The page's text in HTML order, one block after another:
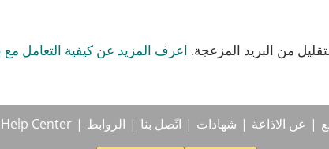
من البريد المزعجة. اعرف المزيد عن كيفية التعامل مع
عن الاذاعة شهادات اتّصل بنا الروابط Help Center